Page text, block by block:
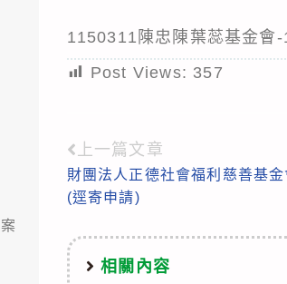
1150311陳忠陳葉蕊基金會
Post Views: 357
Read
more
上一篇文章
財團法人正德社會福利慈善基
(逕寄申請)
相關內容